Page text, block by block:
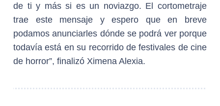
de ti y más si es un noviazgo. El cortometraje
trae este mensaje y espero que en breve
podamos anunciarles dónde se podrá ver porque
todavía está en su recorrido de festivales de cine
de horror”, finalizó Ximena Alexia.